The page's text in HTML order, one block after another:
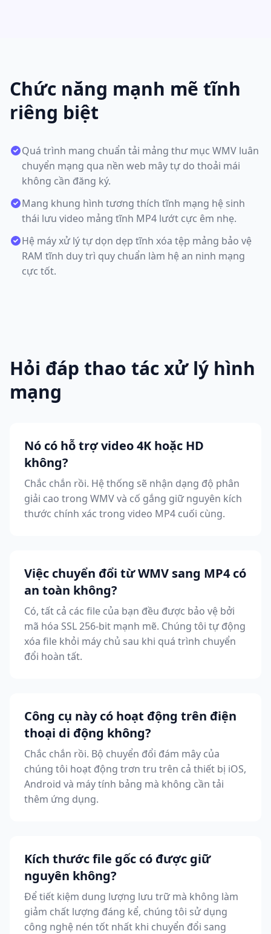
Chức năng mạnh mẽ tĩnh
riêng biệt
Quá trình mang chuẩn tải mảng thư mục WMV luân
chuyển mạng qua nền web mây tự do thoải mái
không cần đăng ký.
Mang khung hình tương thích tĩnh mạng hệ sinh
thái lưu video mảng tĩnh MP4 lướt cực êm nhẹ.
Hệ máy xử lý tự dọn dẹp tĩnh xóa tệp mảng bảo vệ
RAM tĩnh duy trì quy chuẩn làm hệ an ninh mạng
cực tốt.
Hỏi đáp thao tác xử lý hình
mạng
Nó có hỗ trợ video 4K hoặc HD
không?
Chắc chắn rồi. Hệ thống sẽ nhận dạng độ phân
giải cao trong WMV và cố gắng giữ nguyên kích
thước chính xác trong video MP4 cuối cùng.
Việc chuyển đổi từ WMV sang MP4 có
an toàn không?
Có, tất cả các file của bạn đều được bảo vệ bởi
mã hóa SSL 256-bit mạnh mẽ. Chúng tôi tự động
xóa file khỏi máy chủ sau khi quá trình chuyển
đổi hoàn tất.
Công cụ này có hoạt động trên điện
thoại di động không?
Chắc chắn rồi. Bộ chuyển đổi đám mây của
chúng tôi hoạt động trơn tru trên cả thiết bị iOS,
Android và máy tính bảng mà không cần tải
thêm ứng dụng.
Kích thước file gốc có được giữ
nguyên không?
Để tiết kiệm dung lượng lưu trữ mà không làm
giảm chất lượng đáng kể, chúng tôi sử dụng
công nghệ nén tốt nhất khi chuyển đổi sang